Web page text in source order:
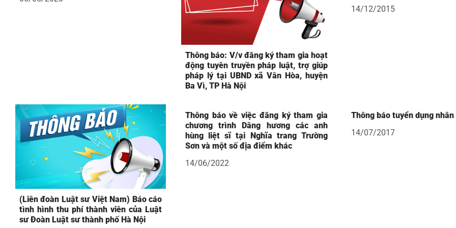
Thông báo: V/v đăng ký tham gia hoạt
động tuyên truyền pháp luật, trợ giúp
pháp lý tại UBND xã Vân Hòa, huyện
Ba Vì, TP Hà Nội
14/12/2015
(Liên đoàn Luật sư Việt Nam) Báo cáo
tình hình thu phí thành viên của Luật
sư Đoàn Luật sư thành phố Hà Nội
Thông báo về việc đăng ký tham gia
chương trình Dâng hương các anh
hùng liệt sĩ tại Nghĩa trang Trường
Sơn và một số địa điểm khác
14/06/2022
Thông báo tuyển dụng nhân
14/07/2017